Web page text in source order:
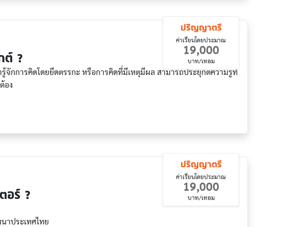
ต์ ?
กการคิดโดยยึดตรรกะ หรือการคิดที่มีเหตุมีผล สามารถประยุกต์ความรู้ที่
อง
ปริญญาตรี
ค่าเรียนโดยประมาณ
19,000
บาท/เทอม
อร์ ?
าประเทศไทย
ปริญญาตรี
ค่าเรียนโดยประมาณ
19,000
บาท/เทอม